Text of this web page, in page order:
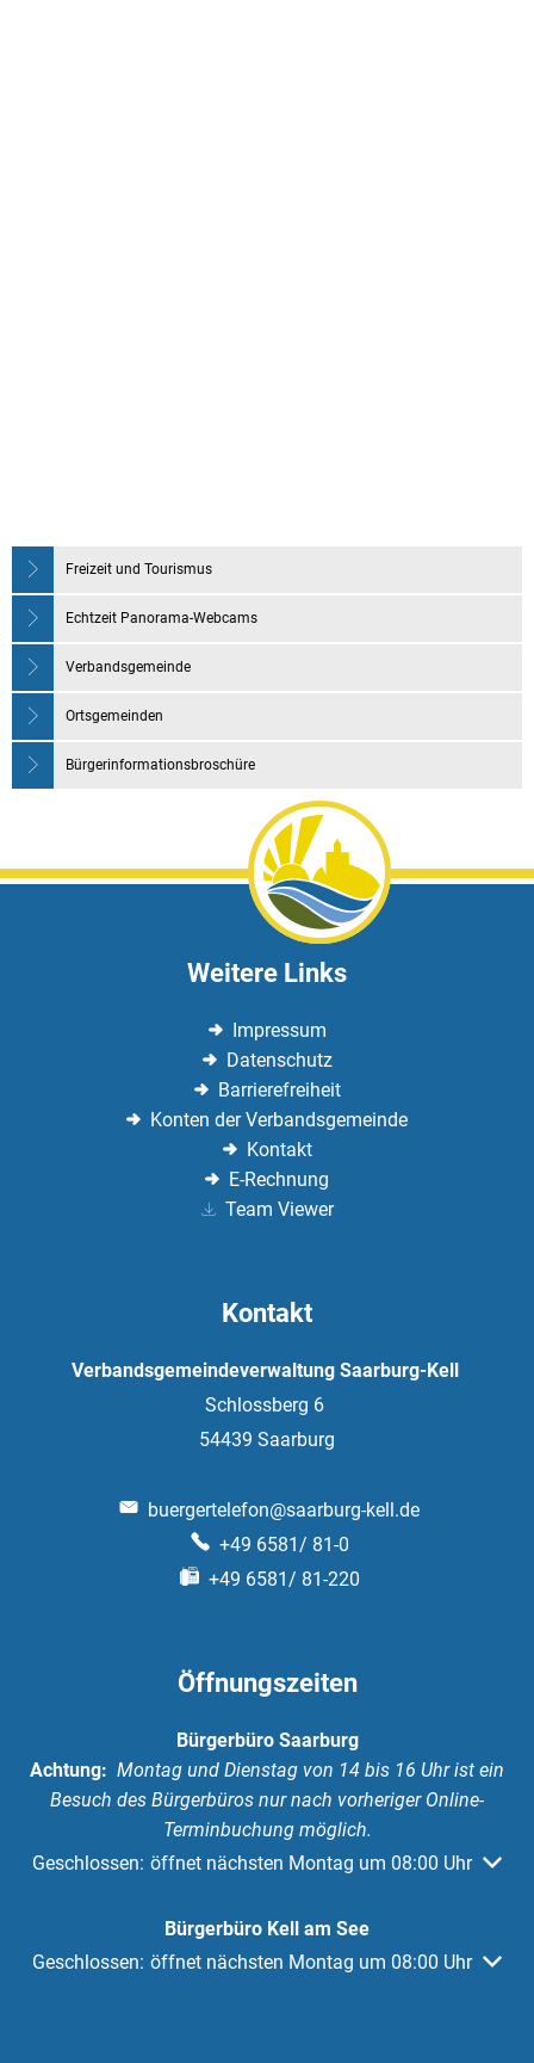
Freizeit und Tourismus
Echtzeit Panorama-Webcams
Verbandsgemeinde
Ortsgemeinden
Bürgerinformationsbroschüre
Weitere Links
Impressum
Datenschutz
Barrierefreiheit
Konten der Verbandsgemeinde
Kontakt
E-Rechnung
Team Viewer
Kontakt
Verbandsgemeindeverwaltung Saarburg-Kell
Schlossberg 6
54439 Saarburg
buergertelefon@saarburg-kell.de
+49 6581/ 81-0
+49 6581/ 81-220
Öffnungszeiten
Bürgerbüro Saarburg
Achtung: Montag und Dienstag von 14 bis 16 Uhr ist ein
Besuch des Bürgerbüros nur nach vorheriger Online-
Terminbuchung möglich.
Klicken, um weitere Öffnungs- oder Schließzeiten
Geschlossen: öffnet nächsten Montag um 08:00 Uhr
Bürgerbüro Kell am See
Klicken, um weitere Öffnungs- oder Schließzeiten
Geschlossen: öffnet nächsten Montag um 08:00 Uhr